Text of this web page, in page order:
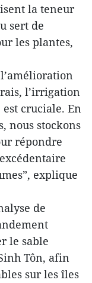
la teneur
sert de
les plantes,
l’irrigation
cruciale. En
nous stockons
répondre
explique
de
le sable
Tôn, afin
sur les îles